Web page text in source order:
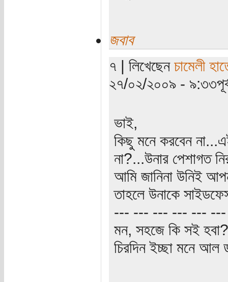
জবাব
৭ | লিখেছেন চামেলী
২৭/০২/২০০৯ -
ভাই,
কিছু মনে করবেন
না?...উনার পেশাগত
আমি জানিনা উনিই
তাহলে উনাকে
--- --- --- --- ---
মন, সহজে কি সই হবা?
চিরদিন ইচ্ছা মনে আল